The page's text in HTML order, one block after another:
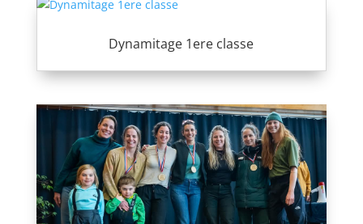
Dynamitage 1ere classe